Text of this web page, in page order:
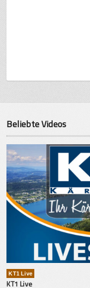
Beliebte Videos
KT1 Live
KT1 Live